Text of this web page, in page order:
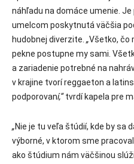
náhľadu na domáce umenie.
umelcom poskytnutá väčšia
hudobnej diverzite. „Všetko, čo
pekne postupne my sami.
a zariadenie potrebné na
v krajine tvorí reggaeton a
podporovaní,“tvrdí kapela pre
„Nie je tu veľa štúdií, kde by sa
výborné, v ktorom sme
ako štúdium nám väčšinou